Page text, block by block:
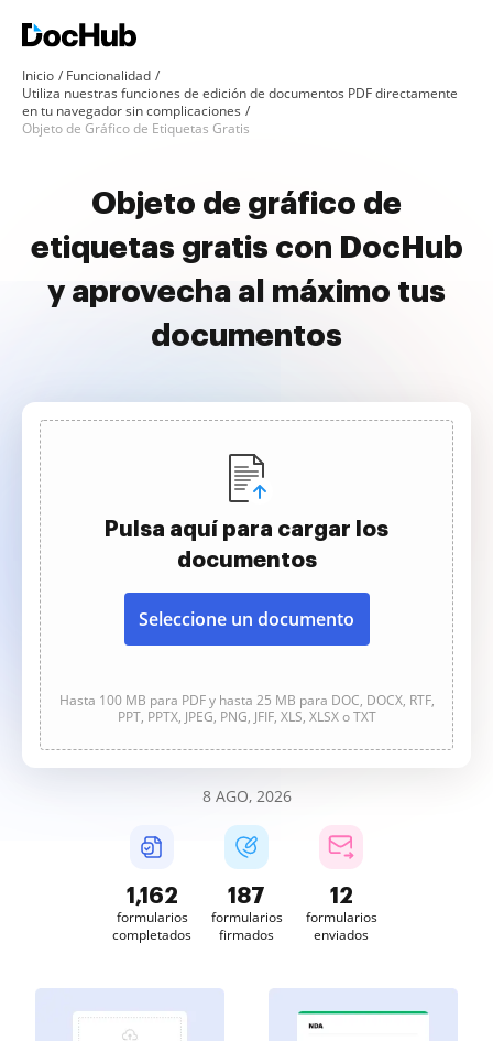
Inicio
Funcionalidad
Utiliza nuestras funciones de edición de documentos PDF directamente
en tu navegador sin complicaciones
Objeto de Gráfico de Etiquetas Gratis
Objeto de gráfico de
etiquetas gratis con DocHub
y aprovecha al máximo tus
documentos
Pulsa aquí para cargar los
documentos
Seleccione un documento
Hasta 100 MB para PDF y hasta 25 MB para DOC, DOCX, RTF,
PPT, PPTX, JPEG, PNG, JFIF, XLS, XLSX o TXT
8 AGO, 2026
1,162
formularios
completados
187
formularios
firmados
12
formularios
enviados